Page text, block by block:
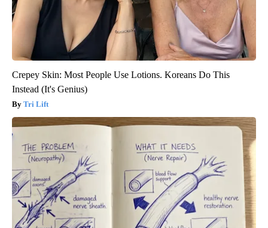
Crepey Skin: Most People Use Lotions. Koreans Do This
Instead (It's Genius)
Tri Lift